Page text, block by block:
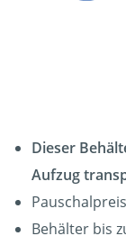
Dieser
Aufzug
Behälter bis